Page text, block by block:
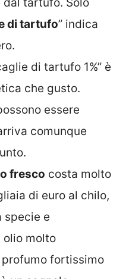
di tartufo” indica
di tartufo 1%” è
che gusto.
essere
comunque
fresco costa molto
di euro al chilo,
specie e
olio molto
fortissimo